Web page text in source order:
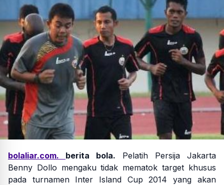
bolaliar.com. berita bola. Pelatih Persija Jakarta
Benny Dollo mengaku tidak mematok target khusus
pada turnamen Inter Island Cup 2014 yang akan